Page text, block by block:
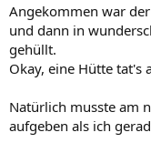
Angekommen war
und dann in
gehüllt.
Okay, eine Hütte tat's
Natürlich musste am
aufgeben als ich